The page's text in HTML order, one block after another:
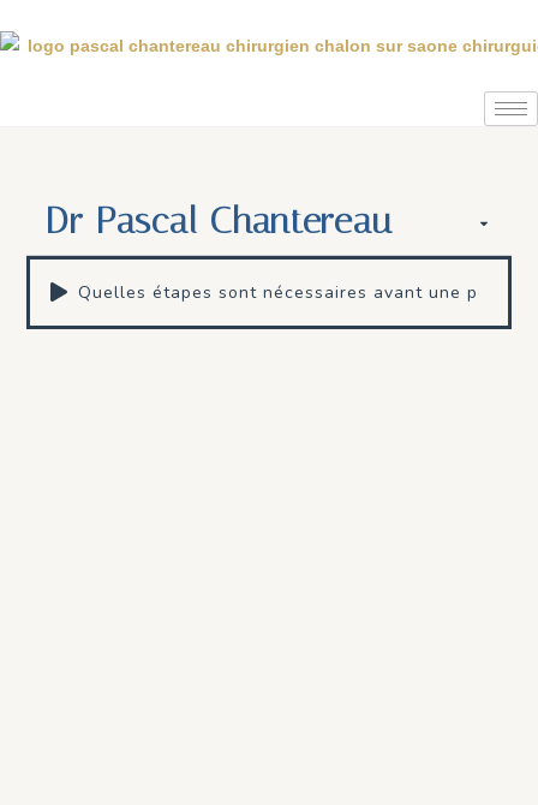
Dr Pascal Chantereau
Quelles étapes sont nécessaires avant une